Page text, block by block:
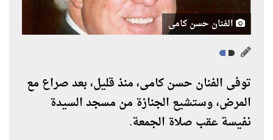
الفنان حسن كامى
توفى الفنان حسن كامى، منذ قليل، بعد صراع مع
المرض، وستشيع الجنازة من مسجد السيدة
نفيسة عقب صلاة الجمعة.